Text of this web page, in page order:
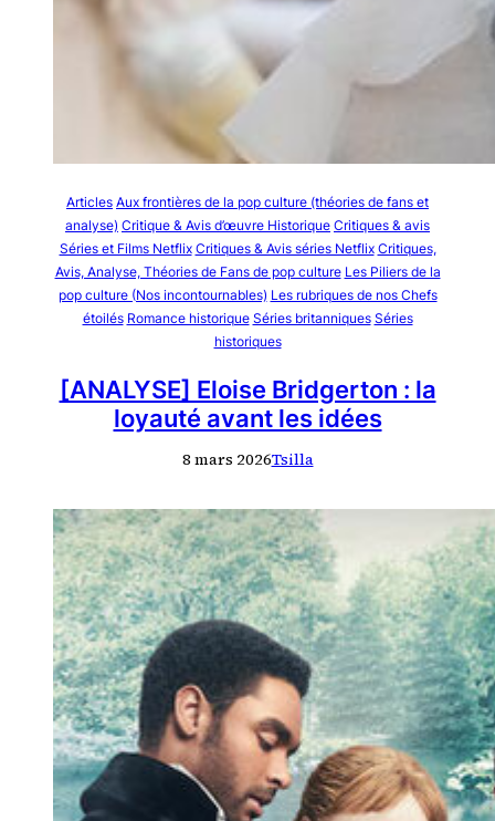
Articles Aux frontières de la pop culture (théories de fans et
analyse) Critique & Avis d’œuvre Historique Critiques & avis
Séries et Films Netflix Critiques & Avis séries Netflix Critiques,
Avis, Analyse, Théories de Fans de pop culture Les Piliers de la
pop culture (Nos incontournables) Les rubriques de nos Chefs
étoilés Romance historique Séries britanniques Séries
historiques
[ANALYSE] Eloise Bridgerton : la
loyauté avant les idées
8 mars 2026Tsilla